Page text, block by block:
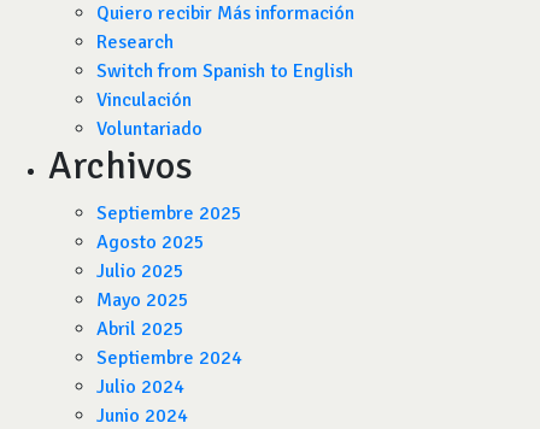
Quiero recibir Más información
Research
Switch from Spanish to English
Vinculación
Voluntariado
Archivos
Septiembre 2025
Agosto 2025
Julio 2025
Mayo 2025
Abril 2025
Septiembre 2024
Julio 2024
Junio 2024